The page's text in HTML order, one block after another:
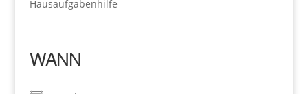
Hausaufgabenhilfe
WANN